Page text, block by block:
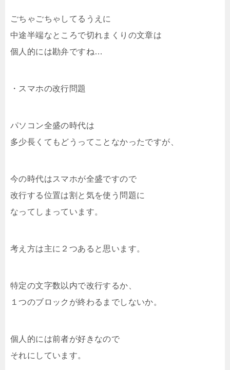
ごちゃごちゃしてるうえに
中途半端なところで切れまくりの文章は
個人的には勘弁ですね…
・スマホの改行問題
パソコン全盛の時代は
多少長くてもどうってことなかったですが、
今の時代はスマホが全盛ですので
改行する位置は割と気を使う問題に
なってしまっています。
考え方は主に２つあると思います。
特定の文字数以内で改行するか、
１つのブロックが終わるまでしないか。
個人的には前者が好きなので
それにしています。